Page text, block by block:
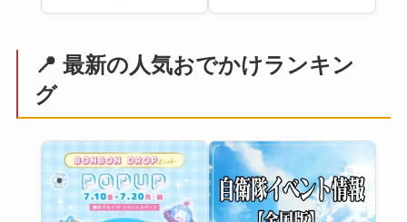
📍 最新の人気おでかけランキン
グ